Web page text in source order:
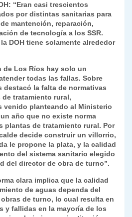
“Eran casi trescientos
por distintas sanitarias para
mantención, reparación,
de tecnología a los SSR.
DOH tiene solamente alrededor
de Los Ríos hay solo un
todas las fallas. Sobre
destacó la falta de normativas
tratamiento rural,
venido planteando al Ministerio
año que no existe norma
plantas de tratamiento rural. Por
decide construir un villorrio,
le propone la plata, y la calidad
del sistema sanitario elegido
del director de obra de turno”.
clara implica que la calidad
de aguas dependa del
de turno, lo cual resulta en
y fallidas en la mayoría de los